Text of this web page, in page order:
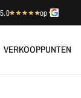
op
VERKOOPPUNTEN